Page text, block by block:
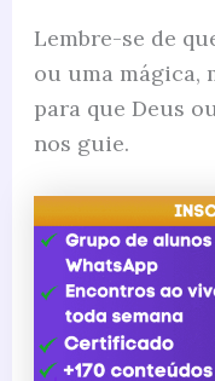
Lembre-se de
ou uma mágica,
para que Deus
nos guie.